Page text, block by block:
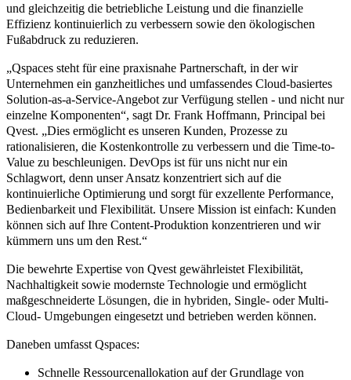
und gleichzeitig die betriebliche Leistung und die finanzielle
Effizienz kontinuierlich zu verbessern sowie den ökologischen
Fußabdruck zu reduzieren.
„Qspaces steht für eine praxisnahe Partnerschaft, in der wir
Unternehmen ein ganzheitliches und umfassendes Cloud-basiertes
Solution-as-a-Service-Angebot zur Verfügung stellen - und nicht nur
einzelne Komponenten“, sagt Dr. Frank Hoffmann, Principal bei
Qvest. „Dies ermöglicht es unseren Kunden, Prozesse zu
rationalisieren, die Kostenkontrolle zu verbessern und die Time-to-
Value zu beschleunigen. DevOps ist für uns nicht nur ein
Schlagwort, denn unser Ansatz konzentriert sich auf die
kontinuierliche Optimierung und sorgt für exzellente Performance,
Bedienbarkeit und Flexibilität. Unsere Mission ist einfach: Kunden
können sich auf Ihre Content-Produktion konzentrieren und wir
kümmern uns um den Rest.“
Die bewehrte Expertise von Qvest gewährleistet Flexibilität,
Nachhaltigkeit sowie modernste Technologie und ermöglicht
maßgeschneiderte Lösungen, die in hybriden, Single- oder Multi-
Cloud- Umgebungen eingesetzt und betrieben werden können.
Daneben umfasst Qspaces:
Schnelle Ressourcenallokation auf der Grundlage von